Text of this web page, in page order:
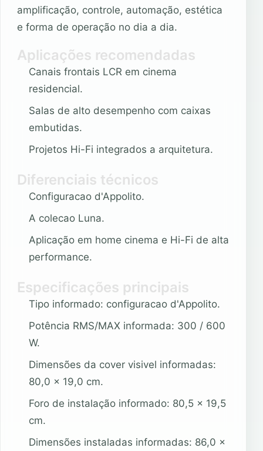
amplificação, controle, automação, estética
e forma de operação no dia a dia.
Aplicações recomendadas
Canais frontais LCR em cinema
residencial.
Salas de alto desempenho com caixas
embutidas.
Projetos Hi-Fi integrados a arquitetura.
Diferenciais técnicos
Configuracao d'Appolito.
A colecao Luna.
Aplicação em home cinema e Hi-Fi de alta
performance.
Especificações principais
Tipo informado: configuracao d'Appolito.
Potência RMS/MAX informada: 300 / 600
W.
Dimensões da cover visivel informadas:
80,0 x 19,0 cm.
Foro de instalação informado: 80,5 x 19,5
cm.
Dimensões instaladas informadas: 86,0 x